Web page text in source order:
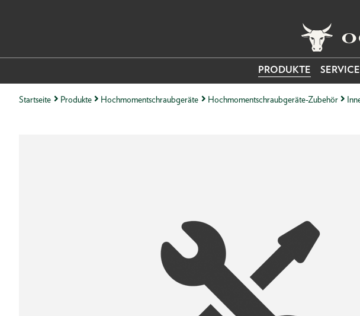
PRODUKTE
Startseite Produkte Hochmomentschraubgeräte Hochmomentschraubgeräte-Zubehör